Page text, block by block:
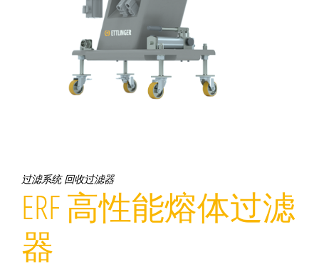
过滤系统 回收过滤器
ERF 高性能熔体过滤
器